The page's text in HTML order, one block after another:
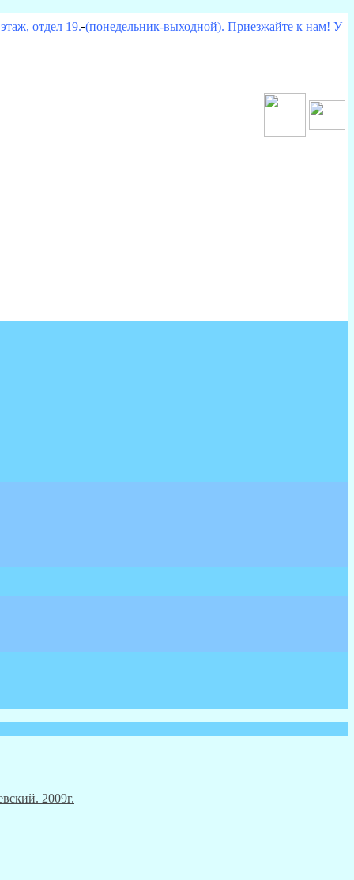
отдел 19. (понедельник-выходной). Приезжайте к нам! У
2009г.